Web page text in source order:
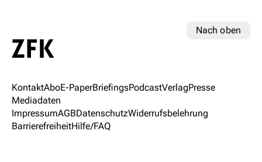
Nach oben
KontaktAboE-PaperBriefingsPodcastVerlagPresse
Mediadaten
ImpressumAGBDatenschutzWiderrufsbelehrung
BarrierefreiheitHilfe/FAQ